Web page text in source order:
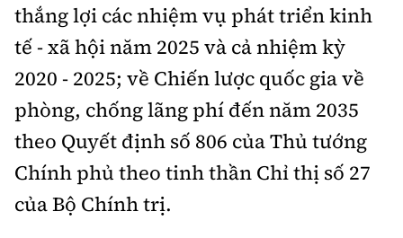
thắng lợi các nhiệm vụ phát triển kinh
tế - xã hội năm 2025 và cả nhiệm kỳ
2020 - 2025; về Chiến lược quốc gia về
phòng, chống lãng phí đến năm 2035
theo Quyết định số 806 của Thủ tướng
Chính phủ theo tinh thần Chỉ thị số 27
của Bộ Chính trị.